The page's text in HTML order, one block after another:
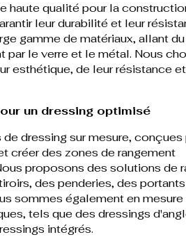
haute qualité pour la
leur durabilité et leur
gamme de matériaux, allant
par le verre et le métal. Nous
esthétique, de leur résistance
un dressing optimisé
dressing sur mesure, conçues
créer des zones de rangement
proposons des solutions de
des penderies, des
sommes également en mesure
tels que des dressings
intégrés.